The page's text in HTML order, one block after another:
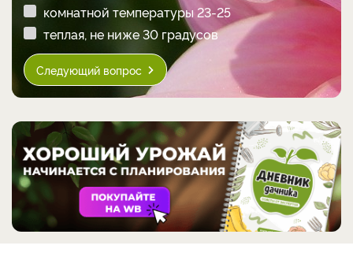
комнатной температуры 23-25
теплая, не ниже 30 градусов
Следующий вопрос